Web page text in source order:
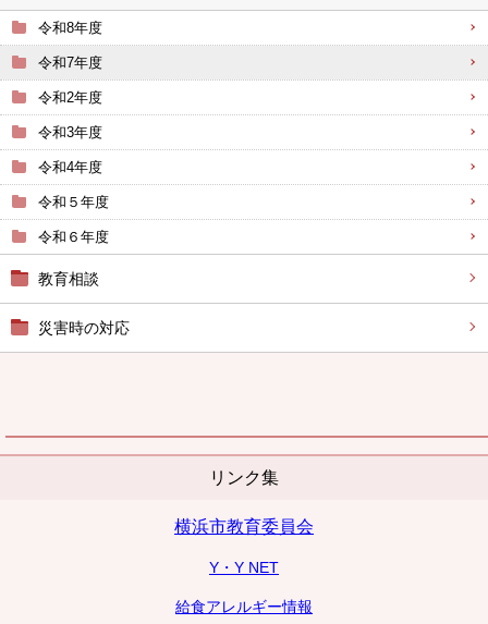
令和8年度
令和7年度
令和2年度
令和3年度
令和4年度
令和５年度
令和６年度
教育相談
災害時の対応
リンク集
横浜市教育委員会
Y・Y NET
給食アレルギー情報